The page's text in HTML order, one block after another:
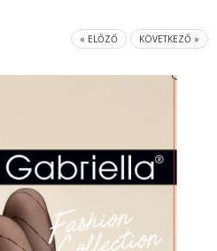
« ELŐZŐ KÖVETKEZŐ »